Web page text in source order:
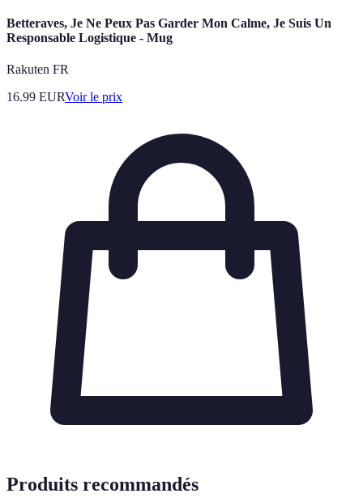
Betteraves, Je Ne Peux Pas Garder Mon Calme, Je Suis Un
Responsable Logistique - Mug
Rakuten FR
16.99 EURVoir le prix
Produits recommandés